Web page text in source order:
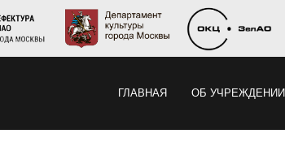
ГЛАВНАЯ ОБ УЧРЕЖДЕНИИ